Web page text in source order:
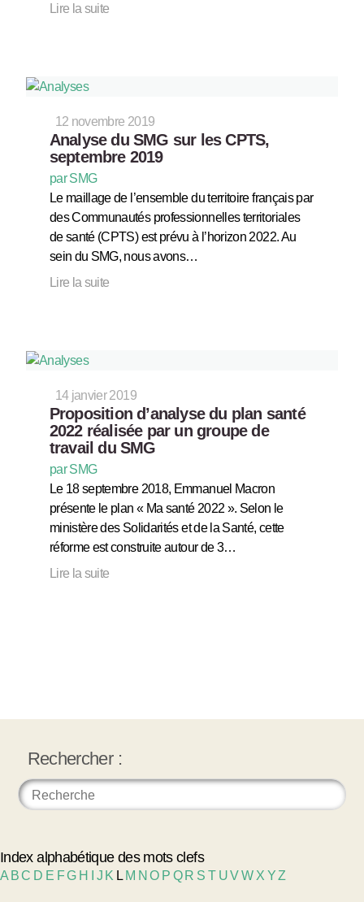
Lire la suite
12 novembre 2019
Analyse du SMG sur les CPTS,
septembre 2019
par SMG
Le maillage de l’ensemble du territoire français par
des Communautés professionnelles territoriales
de santé (CPTS) est prévu à l’horizon 2022. Au
sein du SMG, nous avons…
Lire la suite
14 janvier 2019
Proposition d’analyse du plan santé
2022 réalisée par un groupe de
travail du SMG
par SMG
Le 18 septembre 2018, Emmanuel Macron
présente le plan « Ma santé 2022 ». Selon le
ministère des Solidarités et de la Santé, cette
réforme est construite autour de 3…
Lire la suite
Rechercher :
Index alphabétique des mots clefs
A BC D E FG H J K L M NO P Q R S T UVW X YZ